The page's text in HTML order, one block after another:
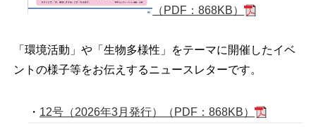
（PDF：868KB）
「環境活動」や「生物多様性」をテーマに開催したイベ
ントの様子等をお伝えするニュースレターです。
・ 12号（2026年3月発行）（PDF：868KB）